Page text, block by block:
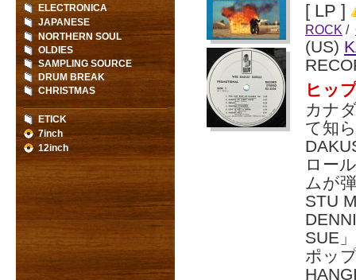
[ LP ]
ROCK /
(US)
ヒッ
カナ
て知
ロー
ムが
STU
SUE
ポッ
ELECTRONICA
JAPANESE
NORTHERN SOUL
OLDIES
SAMPLING SOURCE
DRUM BREAK
CHRISTMAS
ETICK
7inch
12inch